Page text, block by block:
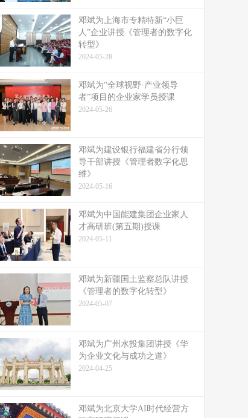
邓斌为上海市专精特新“小巨
人”企业讲授《管理者的数字化
转型》
2024-05-28
邓斌为“全球视野·产业领导
者”项目的企业家学员授课
2024-05-26
邓斌为建设银行福建省分行领
导干部讲授《管理者数字化思
维》
2024-05-16
邓斌为中国能建集团企业家人
才高研班(第五期)授课
2024-05-11
邓斌为新疆国土监察总队讲授
《管理者的数字化转型》
2024-05-07
邓斌为广州水投集团讲授《华
为企业文化与成功之道》
2024-04-25
邓斌为北京大学AI时代经营方